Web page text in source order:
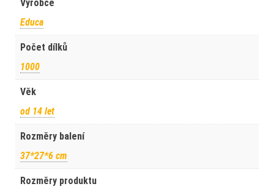
Výrobce
Educa
Počet dílků
1000
Věk
od 14 let
Rozměry balení
37*27*6 cm
Rozměry produktu